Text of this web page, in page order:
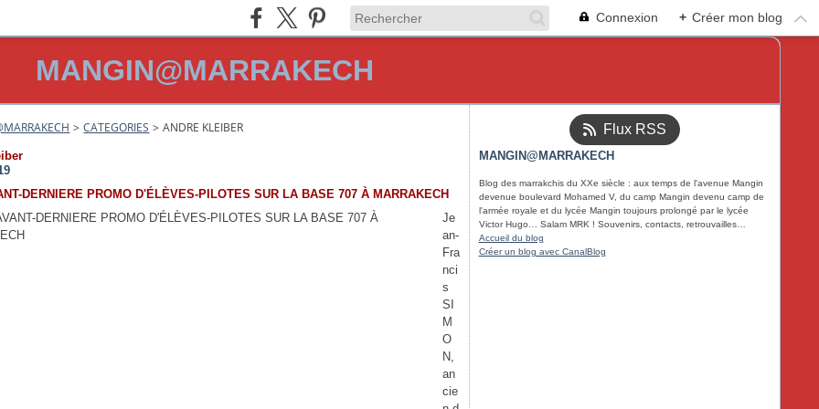
Connexion + Créer mon blog
MANGIN@MARRAKECH
> CATEGORIES > ANDRE KLEIBER
DERNIERE PROMO D'ÉLÈVES-PILOTES SUR LA BASE 707 À MARRAKECH
Je
an-
Fra
nci
s
SI
M
O
N,
an
cie
Flux RSS
MANGIN@MARRAKECH
Blog des marrakchis du XXe siècle : aux temps de l'avenue Mangin
devenue boulevard Mohamed V, du camp Mangin devenu camp de
l'armée royale et du lycée Mangin toujours prolongé par le lycée
Victor Hugo… Salam MRK ! Souvenirs, contacts, retrouvailles…
Accueil du blog
Créer un blog avec CanalBlog